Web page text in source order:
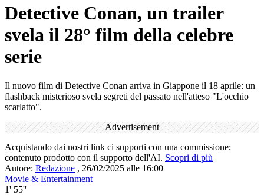
Detective Conan, un trailer
svela il 28° film della celebre
serie
Il nuovo film di Detective Conan arriva in Giappone il 18 aprile: un
flashback misterioso svela segreti del passato nell'atteso "L'occhio
scarlatto".
Advertisement
Acquistando dai nostri link ci supporti con una commissione;
contenuto prodotto con il supporto dell'AI. Scopri di più
Autore: Redazione , 26/02/2025 alle 16:00
Movie & Entertainment
1' 55''